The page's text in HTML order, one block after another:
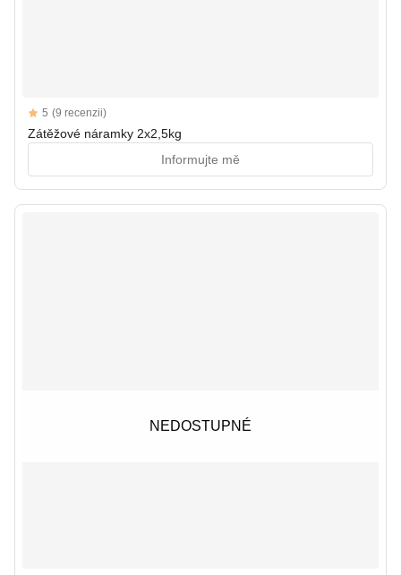
Reviews
5 out of 5 stars
5 (9 recenzii)
Zátěžové náramky 2x2,5kg
Informujte mě
NEDOSTUPNÉ
NEDOSTUPNÉ